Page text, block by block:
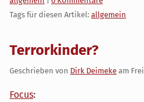
Tags für diesen Artikel: allgemein
Terrorkinder?
Geschrieben von Dirk Deimeke am
Focus: